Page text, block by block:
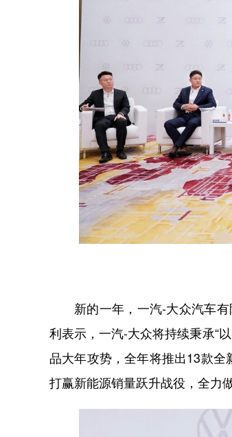
新的一年，一汽-大众汽车
利表示，一汽-大众将持续秉承“
品大年攻势，全年将推出13款
打赢新能源销量跃升战役，全力